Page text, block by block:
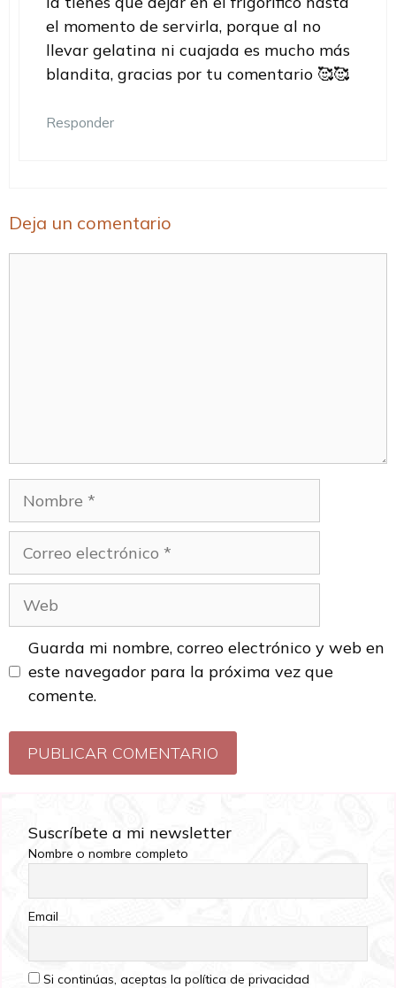
el momento de servirla, porque al no
llevar gelatina ni cuajada es mucho más
blandita, gracias por tu comentario 🥰🥰
Responder
Deja un comentario
Guarda mi nombre, correo electrónico y web en
este navegador para la próxima vez que
comente.
Suscríbete a mi newsletter
Nombre o nombre completo
Email
Si continúas, aceptas la política de privacidad